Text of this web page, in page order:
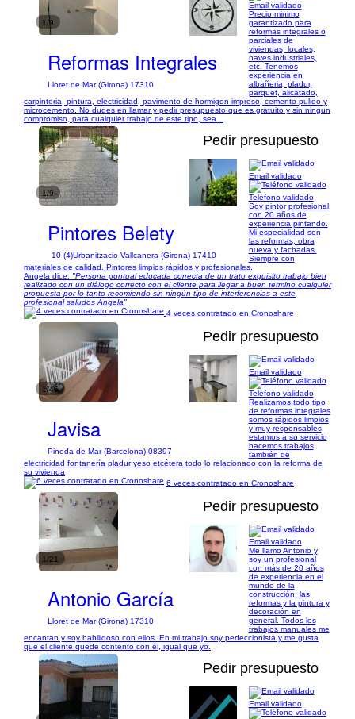
1/9
Reformas Integrales
Lloret de Mar (Girona) 17310
Email validado
Precio minimo
garantizado para
reformas integrales o
parciales de
viviendas, locales,
naves industriales,
etc. Tenemos
experiencia en
albañeria, pladur,
parquet, alicatado,
carpinteria, pintura, electricidad, pavimento de hormigon impreso, cemento pulido y
microcemento. No dudes en llamar y pedir presupuesto que es gratuito y sin ningun
compromiso, para cualquier trabajo de este tipo, sea...
1/9
Pedir presupuesto
Pintores Belety
10 (4)Urbanitzacio Vallcanera (Girona) 17410
Email validado
Teléfono validado
Soy pintor profesional
con 20 años de
experiencia pintando.
Mi especialidad son
las reformas, obra
nueva y fachadas.
Siempre con
materiales de calidad. Pintores limpios rápidos y profesionales.
Angela dice: "Persona puntual educada correcta de un trato exquisito trabajo bien
realizado con un diálogo correcto con el cliente para llegar a buen termino cualquier
propuesta por lo tanto recomiendo sin ningún tipo de interferencias a este
profesional saludos Ángela"
4 veces contratado en Cronoshare
1/46
Pedir presupuesto
Javisa
Pineda de Mar (Barcelona) 08397
Email validado
Teléfono validado
Realizamos todo tipo
de reformas integrales
somos rápidos limpios
y muy responsables
estamos a su servicio
hacemos trabajos
también de
electricidad fontanería pladur yeso etcétera todo lo relacionado con la reforma de
su vivienda
6 veces contratado en Cronoshare
1/21
Pedir presupuesto
Antonio García
Lloret de Mar (Girona) 17310
Email validado
Me llamo Antonio y
soy un profesional
con más de 20 años
de experiencia en el
mundo de la
construcción, las
reformas y la pintura y
decoración en
general. Todos los
trabajos manuales me
encantan y soy habilidoso con ellos. En mi trabajo soy perfeccionista y me gusta
que el cliente quede contento con él, igual que yo.
Pedir presupuesto
Email validado